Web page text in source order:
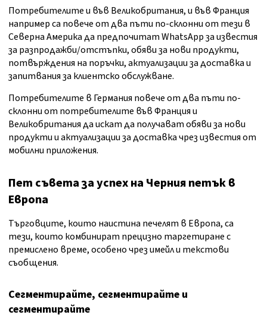
Потребителите и във Великобритания, и във Франция
например са повече от два пъти по-склонни от тези в
Северна Америка да предпочитат WhatsApp за известия
за разпродажби/отстъпки, обяви за нови продукти,
потвърждения на поръчки, актуализации за доставка и
запитвания за клиентско обслужване.
Потребителите в Германия повече от два пъти по-
склонни от потребителите във Франция и
Великобритания да искат да получават обяви за нови
продукти и актуализации за доставка чрез известия от
мобилни приложения.
Пет съвета за успех на Черния петък в
Европа
Търговците, които наистина печелят в Европа, са
тези, които комбинират прецизно таргетиране с
премислено време, особено чрез имейл и текстови
съобщения.
Сегментирайте, сегментирайте и
сегментирайте